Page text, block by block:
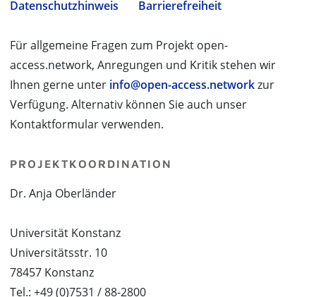
Datenschutzhinweis
Barrierefreiheit
Für allgemeine Fragen zum Projekt open-
access.network, Anregungen und Kritik stehen wir
Ihnen gerne unter info@open-access.networkzur
Verfügung. Alternativ können Sie auch unser
Kontaktformular verwenden.
PROJEKTKOORDINATION
Dr. Anja Oberländer
Universität Konstanz
Universitätsstr. 10
78457 Konstanz
Tel.: +49 (0)7531 / 88-2800